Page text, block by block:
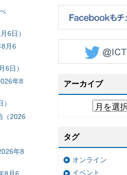
6日）
月6
6日）
年8
（2026
年8
8月6
アーカイブ
タグ
オンライン
イベント